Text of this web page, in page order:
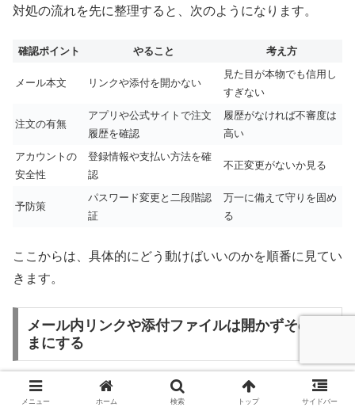
対処の流れを先に整理すると、次のようになります。
確認ポイント やること 考え方
メール本文 リンクや添付を開かない
見た目が本物でも信用し
すぎない
注文の有無
アプリや公式サイトで注文
履歴を確認
履歴がなければ不審度は
高い
アカウントの
安全性
登録情報や支払い方法を確
認
不正変更がないか見る
予防策
パスワード変更と二段階認
証
万一に備えて守りを固め
る
ここからは、具体的にどう動けばいいのかを順番に見てい
きます。
メール内リンクや添付ファイルは開かずそのま
まにする
まず最初にやるべきことは、メール本文のリンクや添付フ
メニュー ホーム 検索 トップ サイドバー